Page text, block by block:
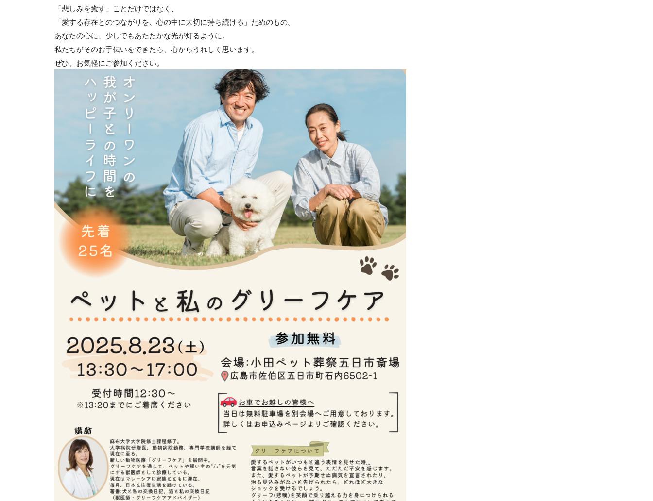
「悲しみを癒す」ことだけではなく、
「愛する存在とのつながりを、心の中に大切に持ち続ける」ためのもの。
あなたの心に、少しでもあたたかな光が灯るように。
私たちがそのお手伝いをできたら、心からうれしく思います。
ぜひ、お気軽にご参加ください。